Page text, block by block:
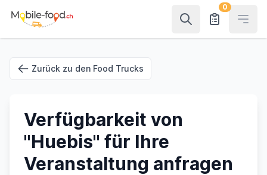
0
Zurück zu den Food Trucks
Verfügbarkeit von
"Huebis" für Ihre
Veranstaltung anfragen